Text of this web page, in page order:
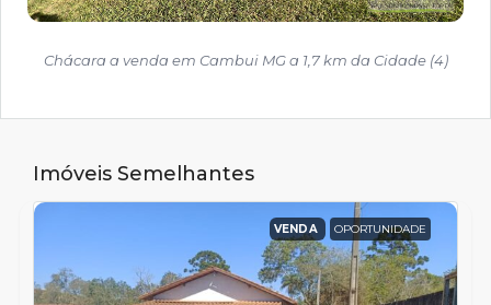
Chácara a venda em Cambui MG a 1,7 km da Cidade (4)
Imóveis Semelhantes
VENDA OPORTUNIDADE